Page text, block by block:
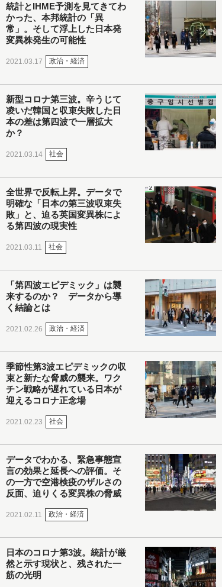
統計とIHME予測を見てきてわ
かった、本邦統計の「異
常」。そして浮上した日本発
変異株発生の可能性
2021.03.17 政治・経済
新型コロナ第三波。辛うじて
凌いだ韓国と収束失敗した日
本の差は第四波で一層拡大
か？
2021.03.14 社会
全世界で反転上昇。データで
明確な「日本の第三波収束失
敗」と、迫る英国変異株によ
る第四波の現実性
2021.03.11 社会
「第四波エピデミック」は襲
来するのか？ データから導
く結論とは
2021.02.26 政治・経済
季節性第3波エピデミックの収
束と新たな脅威の襲来。ワク
チン戦略が遅れている日本が
迎えるコロナ正念場
2021.02.23 社会
データでわかる、緊急事態宣
言の効果と延長への評価。そ
の一方で空港検疫のザルさの
反面、迫りくる変異株の脅威
2021.02.11 政治・経済
日本のコロナ第3波。統計が厳
然と示す現状と、残された一
筋の光明